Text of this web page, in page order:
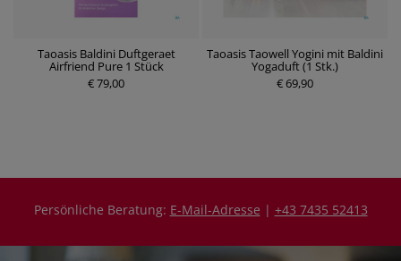
Taoasis Baldini Duftgeraet
Airfriend Pure 1 Stück
€ 79,00
Taoasis Taowell Yogini mit Baldini
Yogaduft (1 Stk.)
€ 69,90
P
Persönliche Beratung: E-Mail-Adresse | +43 7435 52413